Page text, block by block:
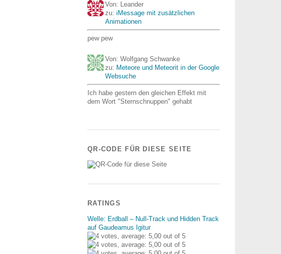
Von: Leander
zu: iMessage mit zusätzlichen
Animationen
pew pew
Von: Wolfgang Schwanke
zu: Meteore und Meteorit in der Google
Websuche
Ich habe gestern den gleichen Effekt mit
dem Wort "Sternschnuppen" gehabt
QR-CODE FÜR DIESE SEITE
RATINGS
Welle: Erdball – Null-Track und Hidden Track
auf Gaudeamus Igitur